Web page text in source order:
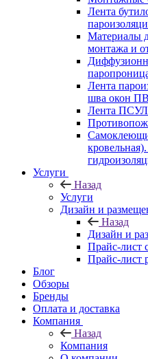
Лента
Материалы
монтажа и
Лента
шва окон
Лента
Услуги
Назад
Услуги
Дизайн и
Назад
Дизайн и
Прайс-лист
Прайс-лист
Блог
Обзоры
Бренды
Оплата и доставка
Компания
Назад
Компания